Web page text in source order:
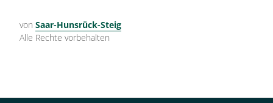
von Saar-Hunsrück-Steig
Alle Rechte vorbehalten